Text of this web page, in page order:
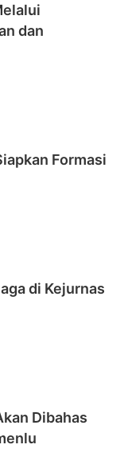
dan
Formasi
di Kejurnas
Dibahas